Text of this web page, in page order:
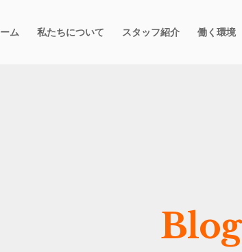
ム 私たちについて スタッフ紹介 働く環境
Blog